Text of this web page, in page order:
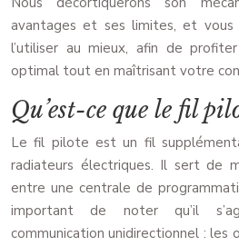
avantages et ses limites, et vous
l’utiliser au mieux, afin de
optimal tout en maîtrisant votre
Qu’est-ce que le fil
Le fil pilote est un fil
radiateurs électriques. Il sert de
entre une centrale de
important de noter qu’il
communication unidirectionnel : les